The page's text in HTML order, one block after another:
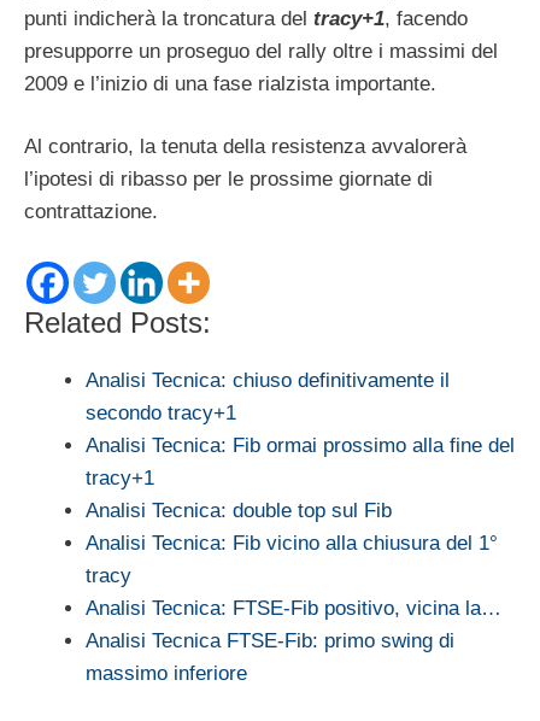
punti indicherà la troncatura del tracy+1, facendo
presupporre un proseguo del rally oltre i massimi del
2009 e l’inizio di una fase rialzista importante.
Al contrario, la tenuta della resistenza avvalorerà
l’ipotesi di ribasso per le prossime giornate di
contrattazione.
Related Posts:
Analisi Tecnica: chiuso definitivamente il
secondo tracy+1
Analisi Tecnica: Fib ormai prossimo alla fine del
tracy+1
Analisi Tecnica: double top sul Fib
Analisi Tecnica: Fib vicino alla chiusura del 1°
tracy
Analisi Tecnica: FTSE-Fib positivo, vicina la…
Analisi Tecnica FTSE-Fib: primo swing di
massimo inferiore